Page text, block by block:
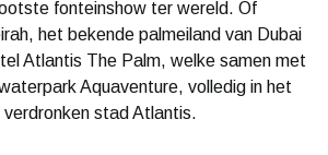
fonteinshow ter wereld. Of
het bekende palmeiland van Dubai
Atlantis The Palm, welke samen met
Aquaventure, volledig in het
stad Atlantis.